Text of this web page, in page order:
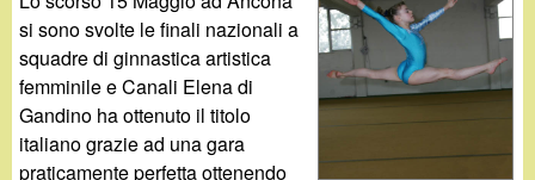
n
d
e
r
si sono svolte le finali nazionali a
squadre di ginnastica artistica
femminile e Canali Elena di
Gandino ha ottenuto il titolo
italiano grazie ad una gara
praticamente perfetta ottenendo